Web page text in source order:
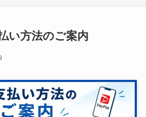
い方法のご案内